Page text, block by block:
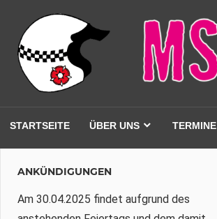
Inhalt
springen
MSC
Lippe-
West
STARTSEITE ÜBER UNS TERMINE
ANKÜNDIGUNGEN
Am 30.04.2025 findet aufgrund des